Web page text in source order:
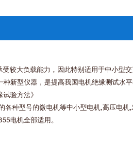
较大负载能力，因此特别适用于中小型
新型仪器，是提高我国电机绝缘测试水
验方法》
种型号的微电机等中小型电机,高压电机
电机全部适用。